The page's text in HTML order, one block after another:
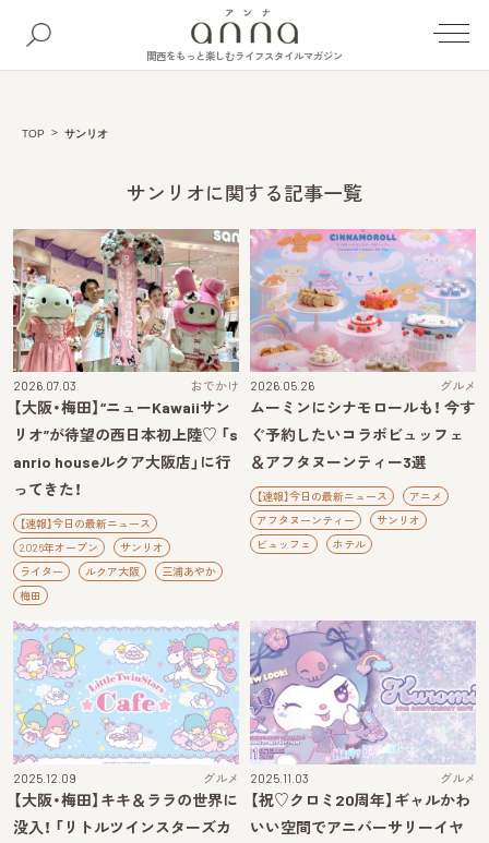
関西をもっと楽しむライフスタイルマガジン
TOP サンリオ
サンリオに関する記事一覧
2026.07.03 おでかけ
【大阪・梅田】“ニューKawaiiサン
リオ”が待望の西日本初上陸♡ 「s
anrio houseルクア大阪店」に行
ってきた！
【速報】今日の最新ニュース
2026年オープン
サンリオ
ライター
ルクア大阪
三浦あやか
梅田
2026.05.26 グルメ
ムーミンにシナモロールも！ 今す
ぐ予約したいコラボビュッフェ
＆アフタヌーンティー3選
【速報】今日の最新ニュース
アニメ
アフタヌーンティー
サンリオ
ビュッフェ
ホテル
2025.12.09 グルメ
【大阪・梅田】キキ＆ララの世界に
没入！ 「リトルツインスターズカ
2025.11.03 グルメ
【祝♡クロミ20周年】ギャルかわ
いい空間でアニバーサリーイヤ